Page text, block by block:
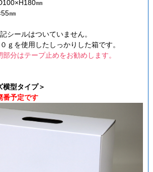
㎜
㎜
シールはついていません。
ｇを使用したしっかりした箱です。
分はテープ止めをお勧めします。
型タイプ＞
番予定です